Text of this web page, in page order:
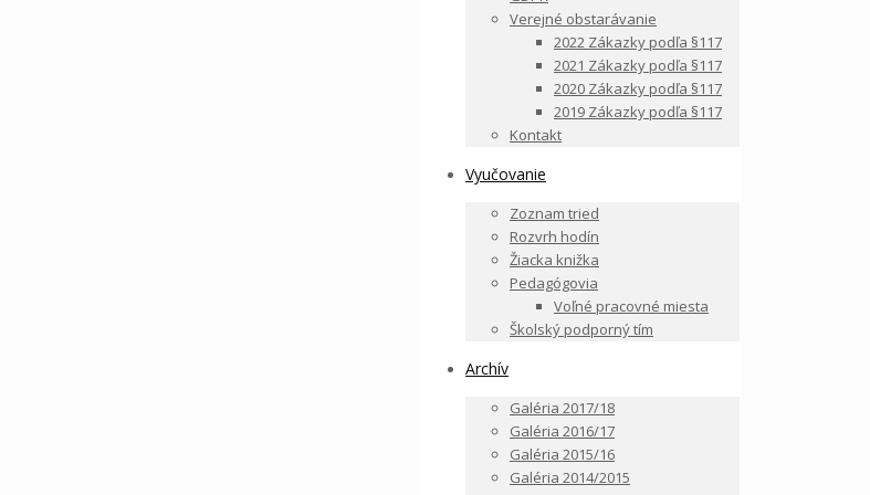
Verejné obstarávanie
2022 Zákazky podľa §117
2021 Zákazky podľa §117
2020 Zákazky podľa §117
2019 Zákazky podľa §117
Kontakt
Vyučovanie
Zoznam tried
Rozvrh hodín
Žiacka knižka
Pedagógovia
Voľné pracovné miesta
Školský podporný tím
Archív
Galéria 2017/18
Galéria 2016/17
Galéria 2015/16
Galéria 2014/2015